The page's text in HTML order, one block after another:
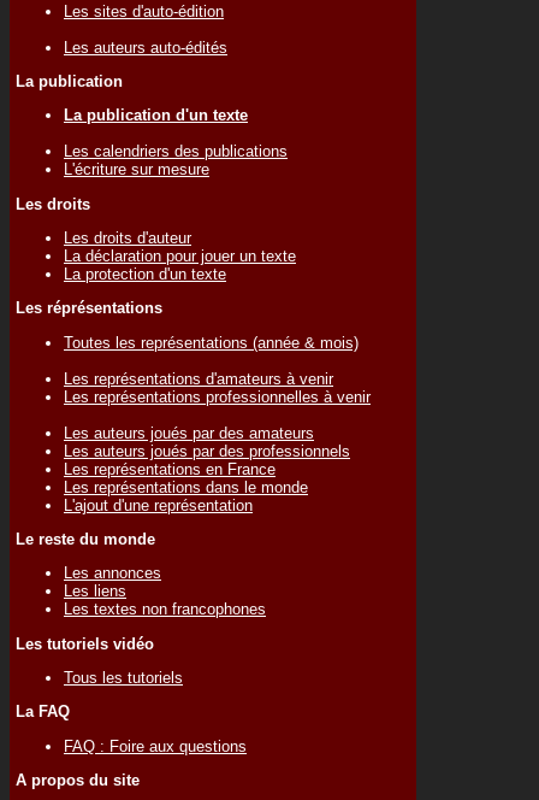
Les sites d'auto-édition
Les auteurs auto-édités
La publication
La publication d'un texte
Les calendriers des publications
L'écriture sur mesure
Les droits
Les droits d'auteur
La déclaration pour jouer un texte
La protection d'un texte
Les réprésentations
Toutes les représentations (année & mois)
Les représentations d'amateurs à venir
Les représentations professionnelles à venir
Les auteurs joués par des amateurs
Les auteurs joués par des professionnels
Les représentations en France
Les représentations dans le monde
L'ajout d'une représentation
Le reste du monde
Les annonces
Les liens
Les textes non francophones
Les tutoriels vidéo
Tous les tutoriels
La FAQ
FAQ : Foire aux questions
A propos du site